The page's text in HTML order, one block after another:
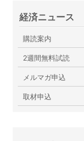
経済ニュース
購読案内
2週間無料試読
メルマガ申込
取材申込